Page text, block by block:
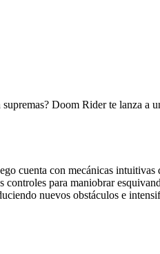
Doom Rider te lanza a
cuenta con mecánicas
para maniobrar
nuevos obstáculos e